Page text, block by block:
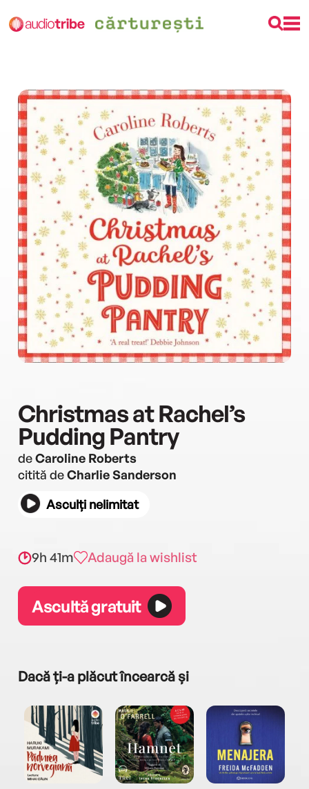
Christmas at Rachel’s
Pudding Pantry
deCaroline Roberts
citită deCharlie Sanderson
Asculți nelimitat
9h 41m Adaugă la wishlist
Ascultă gratuit
Dacă ți-a plăcut încearcă și